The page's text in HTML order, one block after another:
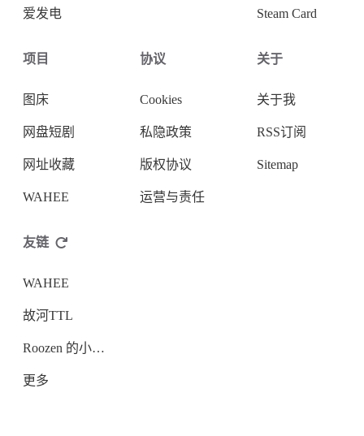
爱发电 Steam Card
项目
图床
网盘短剧
网址收藏
WAHEE
协议
Cookies
私隐政策
版权协议
运营与责任
关于
关于我
RSS订阅
Sitemap
友链
WAHEE
故河TTL
Roozen 的小破站
更多